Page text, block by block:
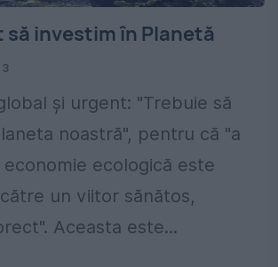
să investim în Planetă
și urgent: "Trebuie să
noastră", pentru că "a
ecologică este
un viitor sănătos,
Aceasta este...